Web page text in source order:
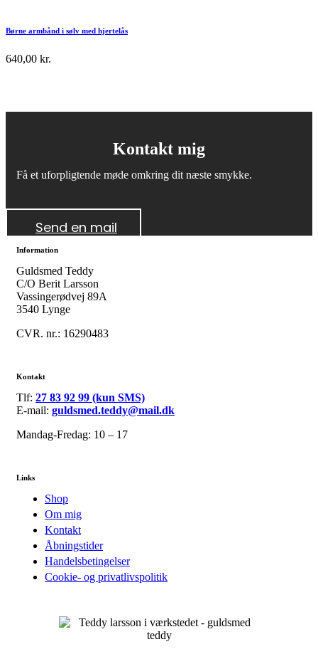
Børne armbånd i sølv med hjertelås
640,00 kr.
Kontakt mig
Få et uforpligtende møde omkring dit næste smykke.
Send en mail
Information
Guldsmed Teddy
C/O Berit Larsson
Vassingerødvej 89A
3540 Lynge
CVR. nr.: 16290483
Kontakt
Tlf: 27 83 92 99 (kun SMS)
E-mail: guldsmed.teddy@mail.dk
Mandag-Fredag: 10 – 17
Links
Shop
Om mig
Kontakt
Åbningstider
Handelsbetingelser
Cookie- og privatlivspolitik